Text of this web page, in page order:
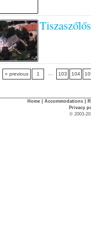
Tiszaszőlős
« previous 1 … 103 104
Home Accommodations
Privacy
© 2003-